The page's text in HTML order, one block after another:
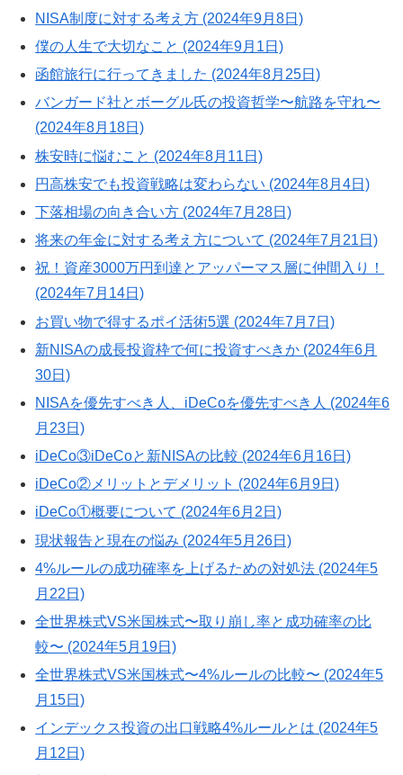
NISA制度に対する考え方 (2024年9月8日)
僕の人生で大切なこと (2024年9月1日)
函館旅行に行ってきました (2024年8月25日)
バンガード社とボーグル氏の投資哲学〜航路を守れ〜
(2024年8月18日)
株安時に悩むこと (2024年8月11日)
円高株安でも投資戦略は変わらない (2024年8月4日)
下落相場の向き合い方 (2024年7月28日)
将来の年金に対する考え方について (2024年7月21日)
祝！資産3000万円到達とアッパーマス層に仲間入り！
(2024年7月14日)
お買い物で得するポイ活術5選 (2024年7月7日)
新NISAの成長投資枠で何に投資すべきか (2024年6月
30日)
NISAを優先すべき人、iDeCoを優先すべき人 (2024年6
月23日)
iDeCo③iDeCoと新NISAの比較 (2024年6月16日)
iDeCo②メリットとデメリット (2024年6月9日)
iDeCo①概要について (2024年6月2日)
現状報告と現在の悩み (2024年5月26日)
4%ルールの成功確率を上げるための対処法 (2024年5
月22日)
全世界株式VS米国株式〜取り崩し率と成功確率の比
較〜 (2024年5月19日)
全世界株式VS米国株式〜4%ルールの比較〜 (2024年5
月15日)
インデックス投資の出口戦略4%ルールとは (2024年5
月12日)